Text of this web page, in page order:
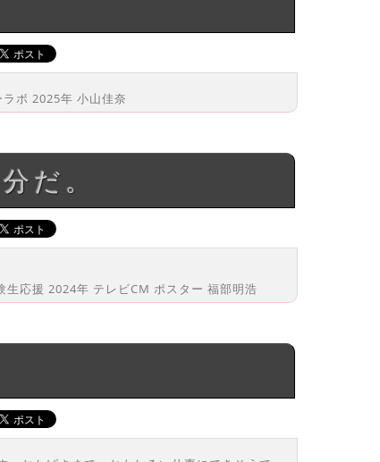
ボ 2025年 小山佳奈
だ。
応援 2024年 テレビCM ポスター 福部明浩